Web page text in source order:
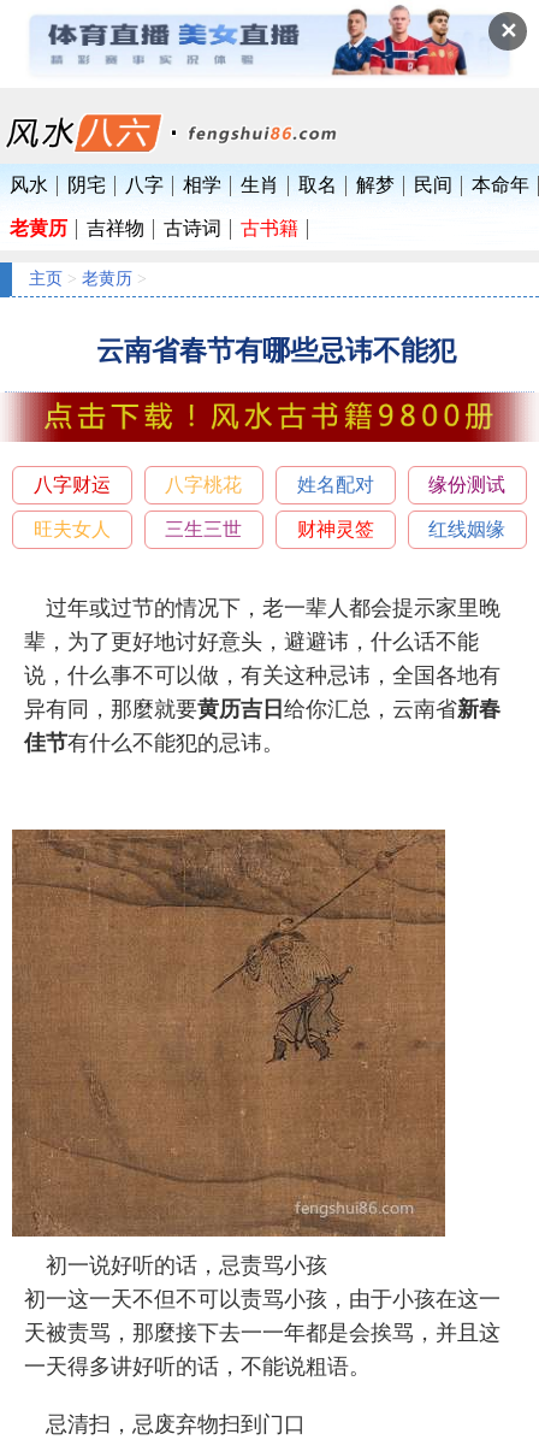
✕
风水 阴宅 八字 相学 生肖 取名 解梦 民间 本命年
老黄历 吉祥物 古诗词 古书籍
主页 > 老黄历 >
云南省春节有哪些忌讳不能犯
八字财运 八字桃花 姓名配对 缘份测试
旺夫女人 三生三世 财神灵签 红线姻缘
过年或过节的情况下，老一辈人都会提示家里晚
辈，为了更好地讨好意头，避避讳，什么话不能
说，什么事不可以做，有关这种忌讳，全国各地有
异有同，那麼就要黄历吉日 给你汇总，云南省新春
佳节有什么不能犯的忌讳。
初一说好听的话，忌责骂小孩
初一这一天不但不可以责骂小孩，由于小孩在这一
天被责骂，那麼接下去一一年都是会挨骂，并且这
一天得多讲好听的话，不能说粗语。
忌清扫，忌废弃物扫到门口